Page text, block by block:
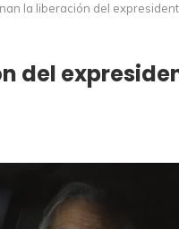
la liberación del
del